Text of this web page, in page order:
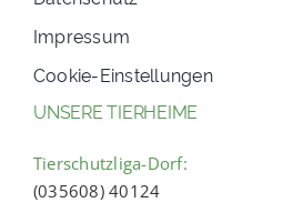
Impressum
Cookie-Einstellungen
UNSERE TIERHEIME
Tierschutzliga-Dorf:
(035608) 40124